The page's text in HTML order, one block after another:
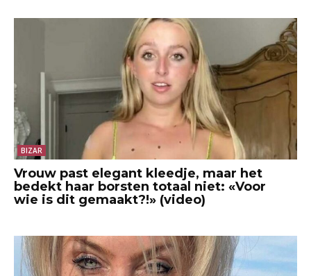
BIZAR
Vrouw past elegant kleedje, maar het
bedekt haar borsten totaal niet: «Voor
wie is dit gemaakt?!» (video)